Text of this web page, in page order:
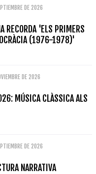
DE 2026
RECORDA 'ELS PRIMERS
(1976-1978)'
DE 2026
MÚSICA CLÀSSICA ALS
DE 2026
NARRATIVA